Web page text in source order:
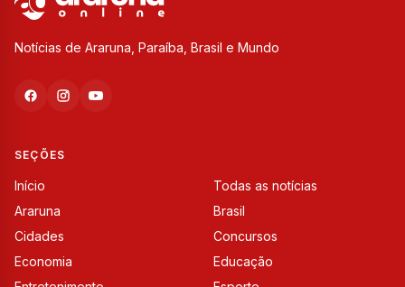
Notícias de Araruna, Paraíba, Brasil e Mundo
SEÇÕES
Início
Todas as notícias
Araruna
Brasil
Cidades
Concursos
Economia
Educação